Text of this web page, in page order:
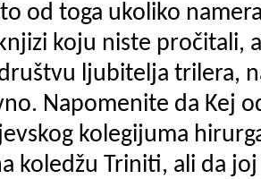
od toga ukoliko
koju niste pročitali,
ljubitelja trilera,
Napomenite da Kej
kolegijuma
koledžu Triniti, ali da